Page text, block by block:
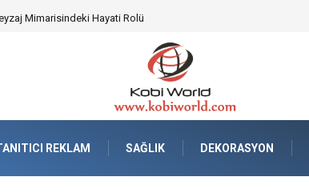
ve Güvenli Lojistik Çözümleri
REKLAM SAĞLIK DEKORASYON